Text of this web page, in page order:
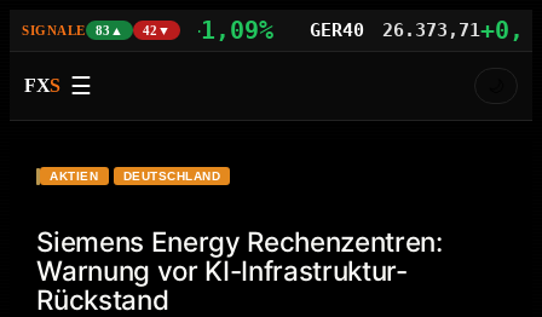
SIGNALE 83▲ 42▼
29.742,21+1,09% GER40 26.373,71+0,77%
FXS ☰
ENR.DE
AKTIEN DEUTSCHLAND
Siemens Energy Rechenzentren:
Warnung vor KI-Infrastruktur-
Rückstand